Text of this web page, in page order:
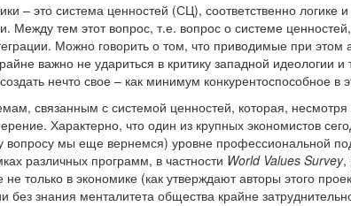
– это система ценностей (СЦ), соответственно логике
Между тем этот вопрос, т.е. вопрос о системе
Можно говорить о том, что приводимые при этом
важно не удариться в критику западной идеологии
нечто свое – как минимум конкурентоспособное в
связанным с системой ценностей, которая,
Характерно, что один из крупных экономистов
мы еще вернемся) уровне профессиональной
различных программ, в частности World Values Survey,
только в экономике (как утверждают авторы этого
без знания менталитета общества крайне